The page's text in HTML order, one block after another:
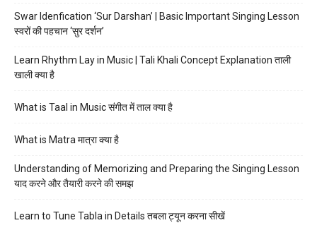
Swar Idenfication ‘Sur Darshan’ | Basic Important Singing Lesson
स्वरों की पहचान ‘सुर दर्शन’
Learn Rhythm Lay in Music | Tali Khali Concept Explanation ताली
खाली क्या है
What is Taal in Music संगीत में ताल क्या है
What is Matra मात्रा क्या है
Understanding of Memorizing and Preparing the Singing Lesson
याद करने और तैयारी करने की समझ
Learn to Tune Tabla in Details तबला ट्यून करना सीखें